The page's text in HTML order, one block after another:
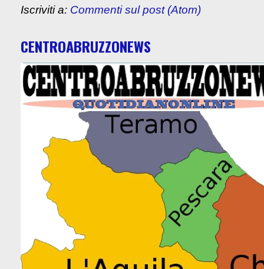
Iscriviti a: Commenti sul post (Atom)
CENTROABRUZZONEWS